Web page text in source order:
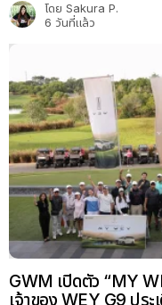
โดย Sakura P.
6 วันที่แล้ว
GWM เปิดตัว “MY
เจ้าของ WEY G9 ปร